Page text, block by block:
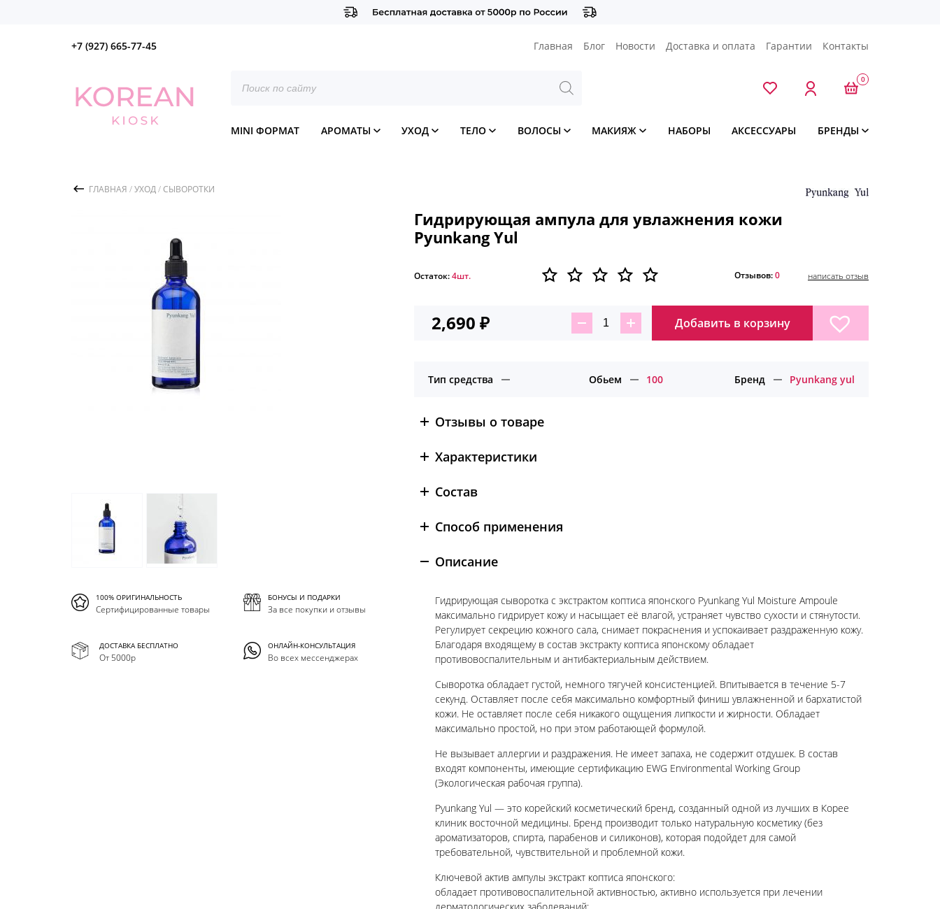
+7 (927) 665-77-45 Главная Блог Новости Доставка и оплата Гарантии Контакты
товаров 0
MINI ФОРМАТ АРОМАТЫ УХОД ТЕЛО ВОЛОСЫ МАКИЯЖ НАБОРЫ АКСЕССУАРЫ БРЕНДЫ
ГЛАВНАЯ /УХОД/СЫВОРОТКИ
100% ОРИГИНАЛЬНОСТЬ
Сертифицированные товары
БОНУСЫ И ПОДАРКИ
За все покупки и отзывы
ДОСТАВКА БЕСПЛАТНО
От 5000р
ОНЛАЙН-КОНСУЛЬТАЦИЯ
Во всех мессенджерах
Гидрирующая ампула для увлажнения кожи
Pyunkang Yul
Остаток:4шт. Отзывов:0 написать отзыв
2,690₽
Количество
Добавить в корзину
Тип средства Обьем 100 Бренд Pyunkang yul
Отзывы о товаре
Характеристики
Состав
Способ применения
Описание
Гидрирующая сыворотка с экстрактом коптиса японского Pyunkang Yul Moisture Ampoule
максимально гидрирует кожу и насыщает её влагой, устраняет чувство сухости и стянутости.
Регулирует секрецию кожного сала, снимает покраснения и успокаивает раздраженную кожу.
Благодаря входящему в состав экстракту коптиса японскому обладает
противовоспалительным и антибактериальным действием.
Сыворотка обладает густой, немного тягучей консистенцией. Впитывается в течение 5-7
секунд. Оставляет после себя максимально комфортный финиш увлажненной и бархатистой
кожи. Не оставляет после себя никакого ощущения липкости и жирности. Обладает
максимально простой, но при этом работающей формулой.
Не вызывает аллергии и раздражения. Не имеет запаха, не содержит отдушек. В состав
входят компоненты, имеющие сертификацию EWG Environmental Working Group
(Экологическая рабочая группа).
Pyunkang Yul — это корейский косметический бренд, созданный одной из лучших в Корее
клиник восточной медицины. Бренд производит только натуральную косметику (без
ароматизаторов, спирта, парабенов и силиконов), которая подойдет для самой
требовательной, чувствительной и проблемной кожи.
Ключевой актив ампулы экстракт коптиса японского:
обладает противовоспалительной активностью, активно используется при лечении